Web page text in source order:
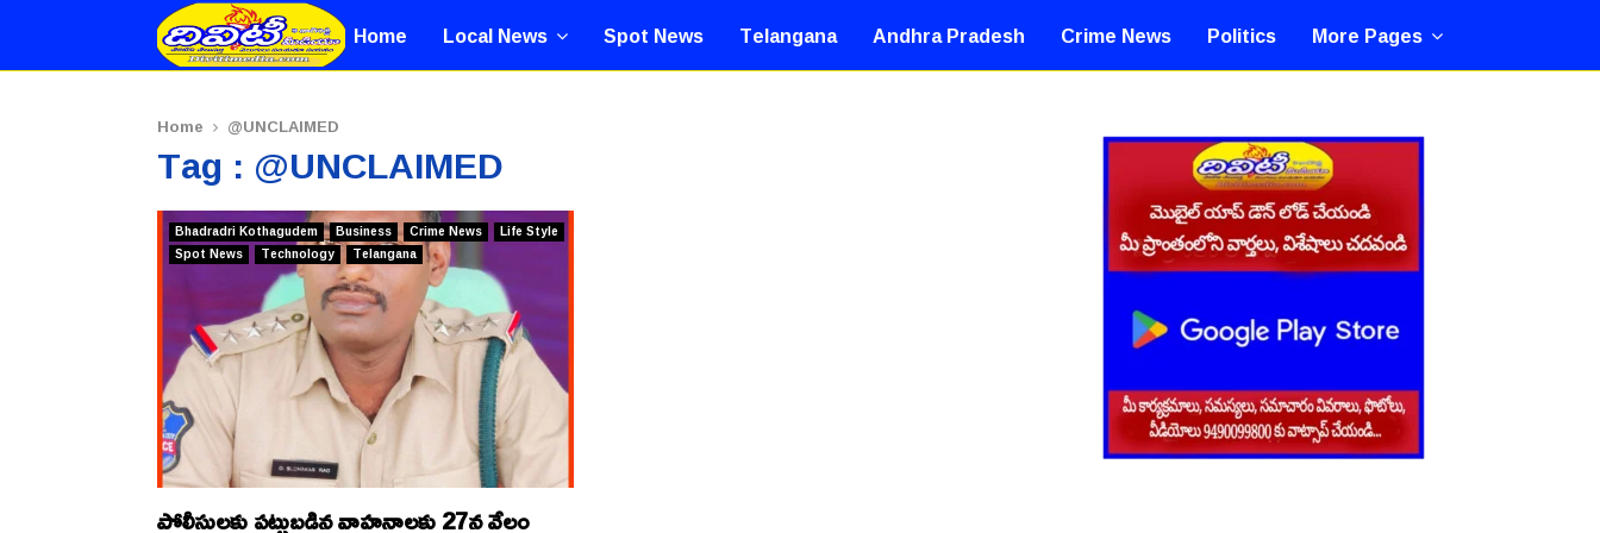
Home Local News Spot News Telangana Andhra Pradesh Crime News Politics More Pages
Home @UNCLAIMED
Tag : @UNCLAIMED
Bhadradri Kothagudem Business Crime News
Life Style
Spot News
Technology Telangana
పోలీసులకు పట్టుబడిన వాహనాలకు 27న వేలం